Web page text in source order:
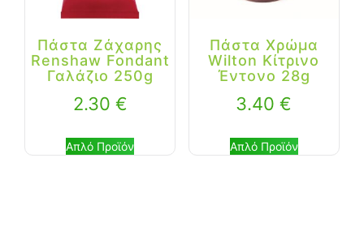
Πάστα Ζάχαρης
Renshaw Fondant
Γαλάζιο 250g
2.30 €
Απλό Προϊόν
Πάστα Χρώμα
Wilton Κίτρινο
Έντονο 28g
3.40€
Απλό Προϊόν